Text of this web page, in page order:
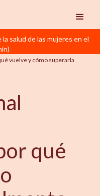
salud de las mujeres en el
vuelve y cómo superarla
qué